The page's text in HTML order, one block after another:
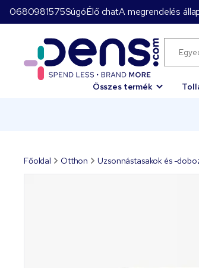
0680981575SúgóÉlő chatA megrendelés
Összes termék
Főoldal Otthon Uzsonnástasakok és -